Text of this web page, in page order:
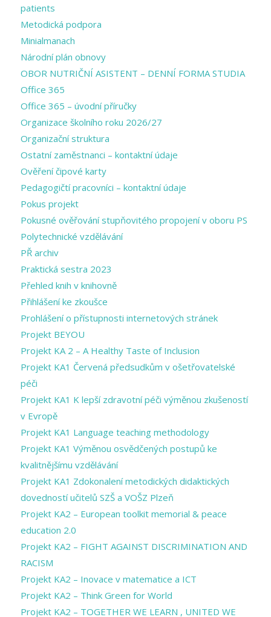
patients
Metodická podpora
Minialmanach
Národní plán obnovy
OBOR NUTRIČNÍ ASISTENT – DENNÍ FORMA STUDIA
Office 365
Office 365 – úvodní příručky
Organizace školního roku 2026/27
Organizační struktura
Ostatní zaměstnanci – kontaktní údaje
Ověření čipové karty
Pedagogičtí pracovníci – kontaktní údaje
Pokus projekt
Pokusné ověřování stupňovitého propojení v oboru PS
Polytechnické vzdělávání
PŘ archiv
Praktická sestra 2023
Přehled knih v knihovně
Přihlášení ke zkoušce
Prohlášení o přístupnosti internetových stránek
Projekt BEYOU
Projekt KA 2 – A Healthy Taste of Inclusion
Projekt KA1 Červená předsudkům v ošetřovatelské
péči
Projekt KA1 K lepší zdravotní péči výměnou zkušeností
v Evropě
Projekt KA1 Language teaching methodology
Projekt KA1 Výměnou osvědčených postupů ke
kvalitnějšímu vzdělávání
Projekt KA1 Zdokonalení metodických didaktických
dovedností učitelů SZŠ a VOŠZ Plzeň
Projekt KA2 – European toolkit memorial & peace
education 2.0
Projekt KA2 – FIGHT AGAINST DISCRIMINATION AND
RACISM
Projekt KA2 – Inovace v matematice a ICT
Projekt KA2 – Think Green for World
Projekt KA2 – TOGETHER WE LEARN , UNITED WE